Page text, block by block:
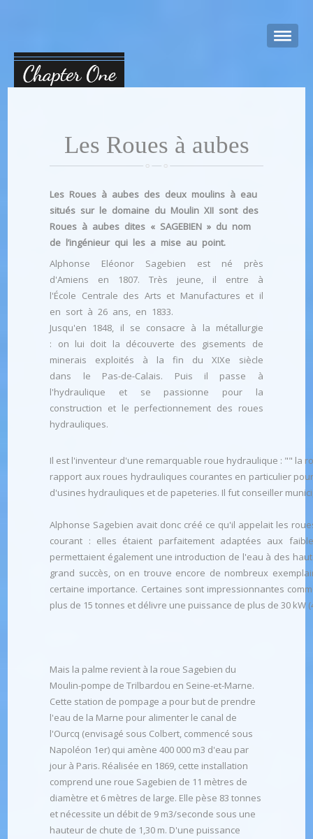
Les Roues à aubes
Les Roues à aubes des deux moulins à eau
situés sur le domaine du Moulin XII sont des
Roues à aubes dites « SAGEBIEN » du nom
de l’ingénieur qui les a mise au point.
Alphonse Eléonor Sagebien est né près
d'Amiens en 1807. Très jeune, il entre à
l'École Centrale des Arts et Manufactures et il
en sort à 26 ans, en 1833.
Jusqu'en 1848, il se consacre à la métallurgie
: on lui doit la découverte des gisements de
minerais exploités à la fin du XIXe siècle
dans le Pas-de-Calais. Puis il passe à
l'hydraulique et se passionne pour la
construction et le perfectionnement des roues
hydrauliques.
Il est l'inventeur d'une remarquable roue hydraulique : "" la
rapport aux roues hydrauliques courantes en particulier
d'usines hydrauliques et de papeteries. Il fut conseiller
Alphonse Sagebien avait donc créé ce qu'il appelait les
courant : elles étaient parfaitement adaptées aux
permettaient également une introduction de l'eau à des
grand succès, on en trouve encore de nombreux
certaine importance. Certaines sont impressionnantes
plus de 15 tonnes et délivre une puissance de plus de 30 kW
Mais la palme revient à la roue Sagebien du
Moulin-pompe de Trilbardou en Seine-et-Marne.
Cette station de pompage a pour but de prendre
l'eau de la Marne pour alimenter le canal de
l'Ourcq (envisagé sous Colbert, commencé sous
Napoléon 1er) qui amène 400 000 m3 d'eau par
jour à Paris. Réalisée en 1869, cette installation
comprend une roue Sagebien de 11 mètres de
diamètre et 6 mètres de large. Elle pèse 83 tonnes
et nécessite un débit de 9 m3/seconde sous une
hauteur de chute de 1,30 m. D'une puissance